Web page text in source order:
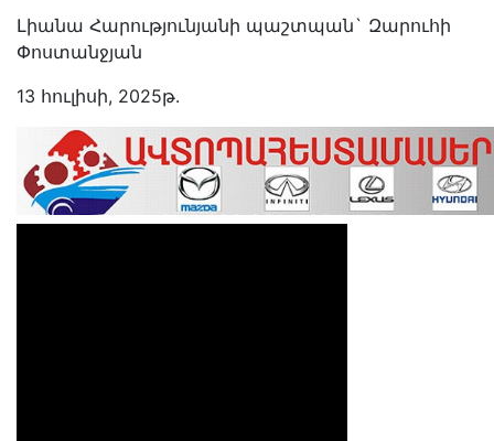
Լիանա Հարությունյանի պաշտպան` Զարուհի
Փոստանջյան
13 հուլիսի, 2025թ.